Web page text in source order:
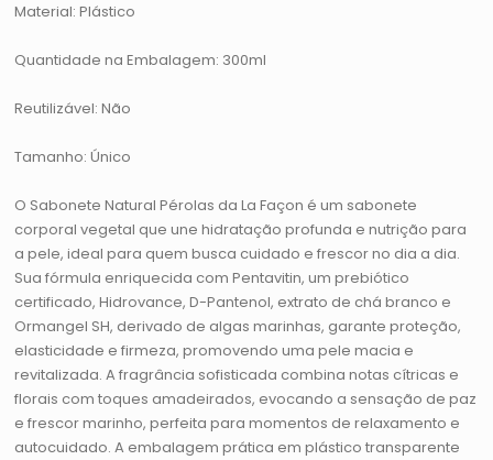
Material: Plástico
Quantidade na Embalagem: 300ml
Reutilizável: Não
Tamanho: Único
O Sabonete Natural Pérolas da La Façon é um sabonete
corporal vegetal que une hidratação profunda e nutrição para
a pele, ideal para quem busca cuidado e frescor no dia a dia.
Sua fórmula enriquecida com Pentavitin, um prebiótico
certificado, Hidrovance, D-Pantenol, extrato de chá branco e
Ormangel SH, derivado de algas marinhas, garante proteção,
elasticidade e firmeza, promovendo uma pele macia e
revitalizada. A fragrância sofisticada combina notas cítricas e
florais com toques amadeirados, evocando a sensação de paz
e frescor marinho, perfeita para momentos de relaxamento e
autocuidado. A embalagem prática em plástico transparente